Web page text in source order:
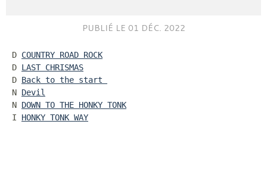
PUBLIÉ LE 01 DÉC. 2022
D COUNTRY ROAD ROCK
D LAST CHRISMAS
D Back to the start
N Devil
N DOWN TO THE HONKY TONK
I HONKY TONK WAY